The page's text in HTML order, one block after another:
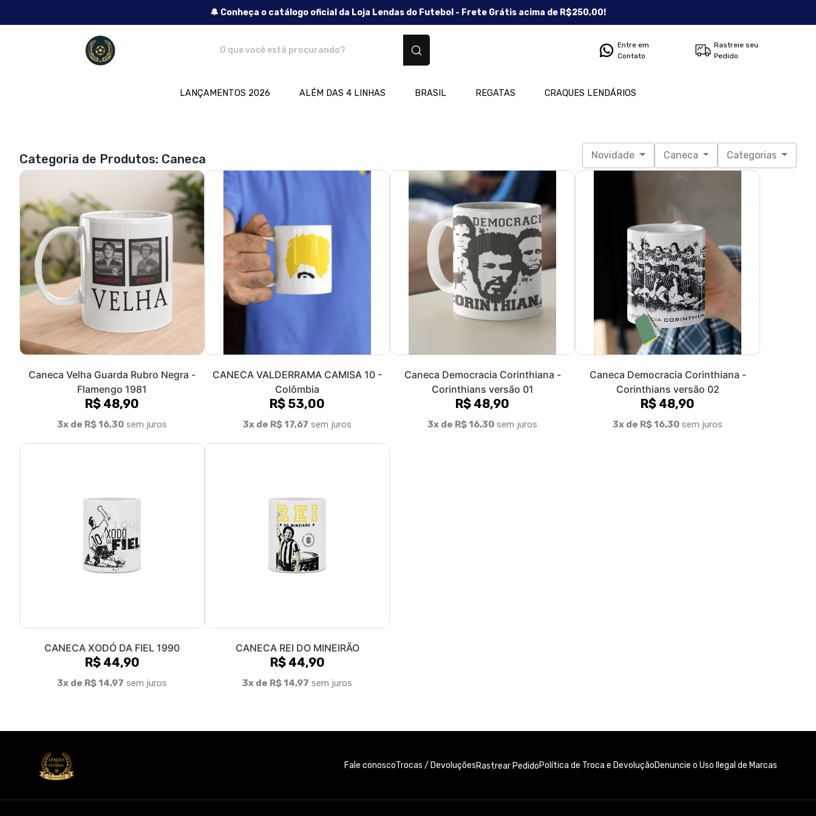
🔔 Conheça o catálogo oficial da Loja Lendas do Futebol - Frete Grátis acima de R$250,00!
Entre em
Contato
Rastreie seu
Pedido
LANÇAMENTOS 2026 ALÉM DAS 4 LINHAS BRASIL REGATAS CRAQUES LENDÁRIOS
Categoria de Produtos: Caneca Novidade Caneca Categorias
Caneca Velha Guarda Rubro Negra -
Flamengo 1981
R$ 48,90
3x de R$ 16,30 sem juros
CANECA VALDERRAMA CAMISA 10 -
Colômbia
R$ 53,00
3x de R$ 17,67 sem juros
Caneca Democracia Corinthiana -
Corinthians versão 01
R$ 48,90
3x de R$ 16,30 sem juros
Caneca Democracia Corinthiana -
Corinthians versão 02
R$ 48,90
3x de R$ 16,30 sem juros
CANECA XODÓ DA FIEL 1990
R$ 44,90
3x de R$ 14,97 sem juros
CANECA REI DO MINEIRÃO
R$ 44,90
3x de R$ 14,97 sem juros
Fale conoscoTrocas / DevoluçõesRastrear PedidoPolítica de Troca e DevoluçãoDenuncie o Uso Ilegal de Marcas